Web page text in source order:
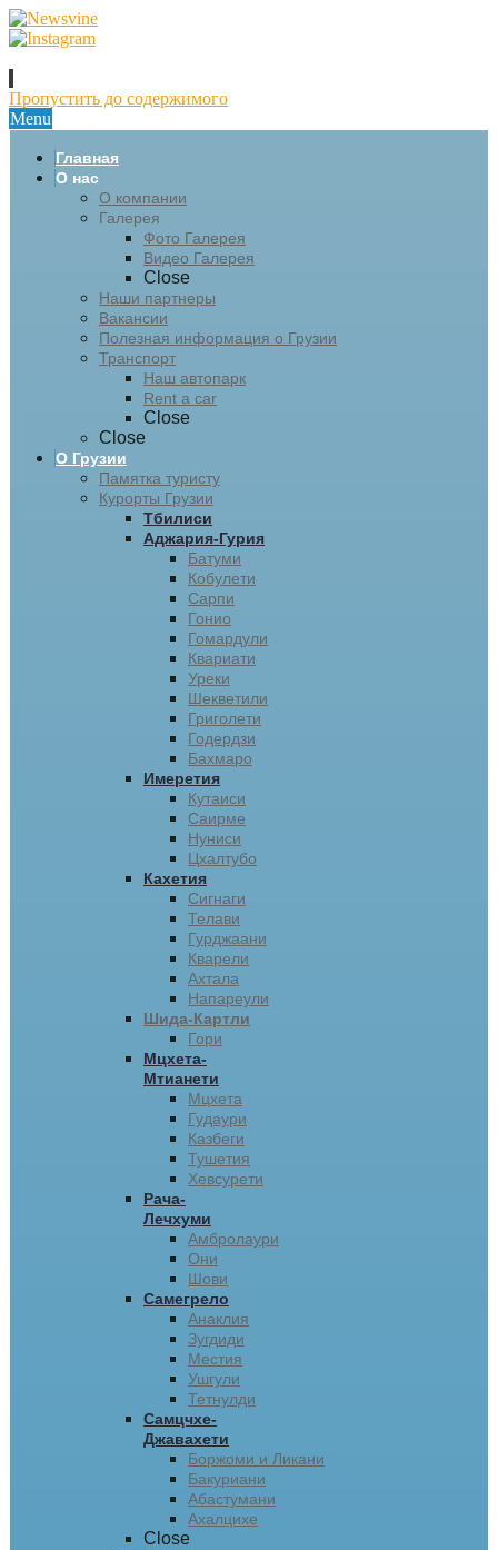
Пропустить до содержимого
Menu
Главная
О нас
О компании
Галерея
Фото Галерея
Видео Галерея
Close
Наши партнеры
Вакансии
Полезная информация о Грузии
Транспорт
Наш автопарк
Rent a car
Close
Close
О Грузии
Памятка туристу
Курорты Грузии
Тбилиси
Аджария-Гурия
Батуми
Кобулети
Сарпи
Гонио
Гомардули
Квариати
Уреки
Шекветили
Григолети
Годердзи
Бахмаро
Имеретия
Кутаиси
Саирме
Нуниси
Цхалтубо
Кахетия
Сигнаги
Телави
Гурджаани
Кварели
Ахтала
Напареули
Шида-Картли
Гори
Мцхета-
Мтианети
Мцхета
Гудаури
Казбеги
Тушетия
Хевсурети
Рача-
Лечхуми
Амбролаури
Они
Шови
Самегрело
Анаклия
Зугдиди
Местия
Ушгули
Тетнулди
Самцчхе-
Джавахети
Боржоми и Ликани
Бакуриани
Абастумани
Ахалцихе
Close